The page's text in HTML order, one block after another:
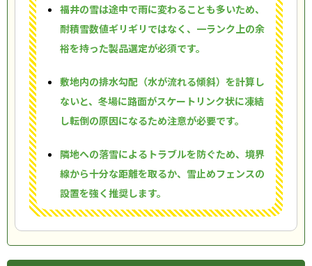
福井の雪は途中で雨に変わることも多いため、
耐積雪数値ギリギリではなく、一ランク上の余
裕を持った製品選定が必須です。
敷地内の排水勾配（水が流れる傾斜）を計算し
ないと、冬場に路面がスケートリンク状に凍結
し転倒の原因になるため注意が必要です。
隣地への落雪によるトラブルを防ぐため、境界
線から十分な距離を取るか、雪止めフェンスの
設置を強く推奨します。